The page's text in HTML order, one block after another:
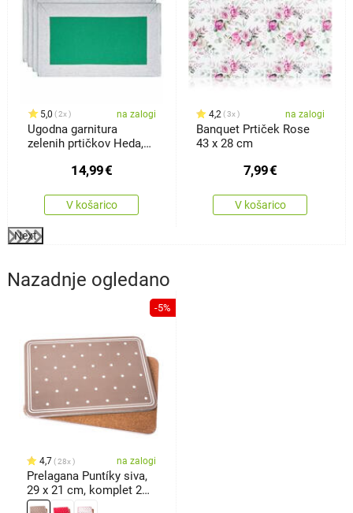
5,0 2x na zalogi
Ugodna garnitura
zelenih prtičkov Heda,
14,99€
V košarico
4,2 3x na zalogi
Banquet Prtiček Rose
43 x 28 cm
7,99€
V košarico
Next
Nazadnje ogledano
-5%
4,7 28x na zalogi
Prelagana Puntíky siva,
29 x 21 cm, komplet 2
kos